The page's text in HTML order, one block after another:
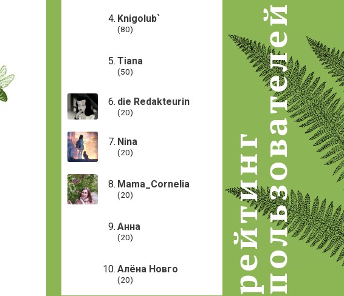
рейтингпользователей
Knigolub`
(80)
Tiana
(50)
die Redakteurin
(20)
Nina
(20)
Mama_Cornelia
(20)
Анна
(20)
Алёна Новго
(20)